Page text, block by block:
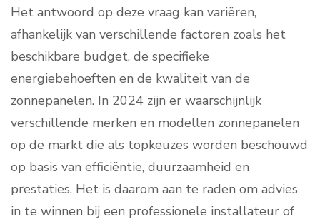
Het antwoord op deze vraag kan variëren,
afhankelijk van verschillende factoren zoals het
beschikbare budget, de specifieke
energiebehoeften en de kwaliteit van de
zonnepanelen. In 2024 zijn er waarschijnlijk
verschillende merken en modellen zonnepanelen
op de markt die als topkeuzes worden beschouwd
op basis van efficiëntie, duurzaamheid en
prestaties. Het is daarom aan te raden om advies
in te winnen bij een professionele installateur of